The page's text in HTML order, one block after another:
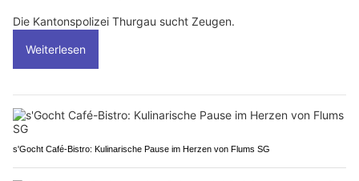
Die Kantonspolizei Thurgau sucht Zeugen.
Weiterlesen
s'Gocht Café-Bistro: Kulinarische Pause im Herzen von Flums SG